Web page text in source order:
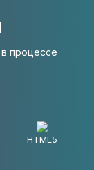
процессе
HTML5